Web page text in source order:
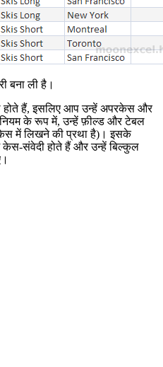
बना ली है।
हैं, इसलिए आप उन्हें अपरकेस और
के रूप में, उन्हें फ़ील्ड और टेबल
में लिखने की प्रथा है)। इसके
केस-संवेदी होते हैं और उन्हें बिल्कुल